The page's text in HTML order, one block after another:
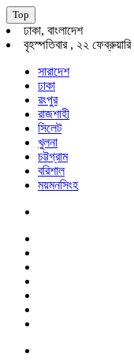
Top
ঢাকা, বাংলাদেশ
বৃহস্পতিবার , ২২
সারাদেশ
ঢাকা
রংপুর
রাজশাহী
সিলেট
খুলনা
চট্টগ্রাম
বরিশাল
ময়মনসিংহ